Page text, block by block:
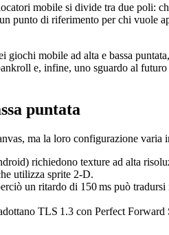
mobile si divide tra due poli:
punto di riferimento per chi vuole
mobile ad alta e bassa
e, infine, uno sguardo al
puntata
ma la loro configurazione varia
richiedono texture ad alta
utilizza sprite 2‑D.
un ritardo di 150 ms può
TLS 1.3 con Perfect